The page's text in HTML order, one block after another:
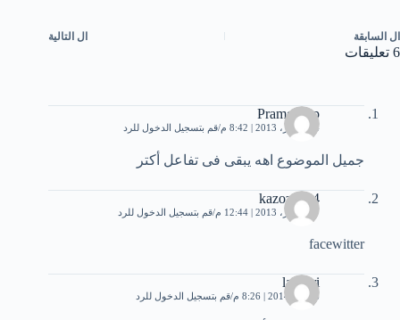
ال السابقة ال التالية
6 تعليقات
Pramg Top
24 أكتوبر، 2013 | 8:42 م قم بتسجيل الدخول للرد
جميل الموضوع اهه يبقى فى تفاعل أكتر
kazoza404
27 أكتوبر، 2013 | 12:44 م قم بتسجيل الدخول للرد
facewitter
lazhari
6 يناير، 2014 | 8:26 م قم بتسجيل الدخول للرد